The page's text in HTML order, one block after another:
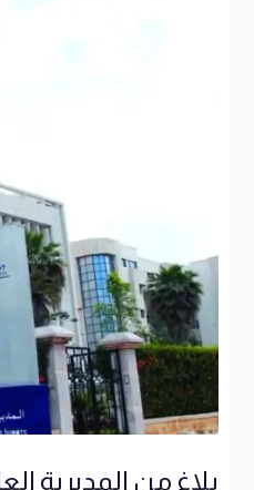
بلاغ من المديرية